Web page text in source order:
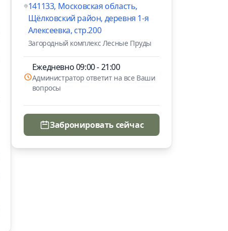
141133, Московская область,
Щёлковский район, деревня 1-я
Алексеевка, стр.200
Загородный комплекс Лесные Пруды
Ежедневно 09:00 - 21:00
Администратор ответит на все Ваши
вопросы
Забронировать сейчас